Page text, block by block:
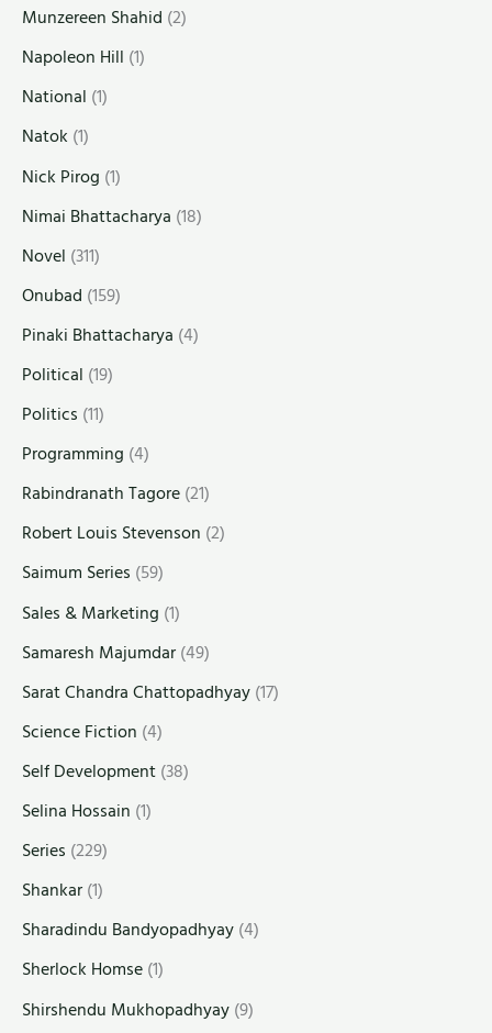
Munzereen Shahid (2)
Napoleon Hill (1)
National (1)
Natok (1)
Nick Pirog (1)
Nimai Bhattacharya (18)
Novel (311)
Onubad (159)
Pinaki Bhattacharya (4)
Political (19)
Politics (11)
Programming (4)
Rabindranath Tagore(21)
Robert Louis Stevenson (2)
Saimum Series (59)
Sales & Marketing (1)
Samaresh Majumdar(49)
Sarat Chandra Chattopadhyay(17)
Science Fiction (4)
Self Development(38)
Selina Hossain (1)
Series (229)
Shankar(1)
Sharadindu Bandyopadhyay(4)
Sherlock Homse(1)
Shirshendu Mukhopadhyay(9)